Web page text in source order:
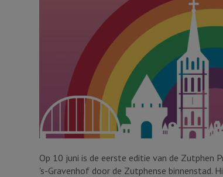
Op 10 juni is de eerste editie van de Zutphen
's-Gravenhof door de Zutphense binnenstad.